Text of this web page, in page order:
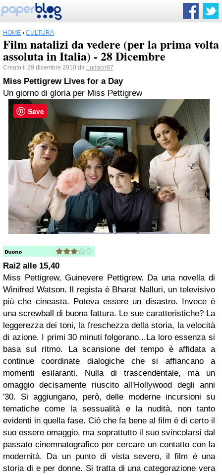
HOME › CULTURA
Film natalizi da vedere (per la prima volta
assoluta in Italia) - 28 Dicembre
Creato il 29 dicembre 2010 da Ludacri87
Miss Pettigrew Lives for a Day
Un giorno di gloria per Miss Pettigrew
Rai2 alle 15,40
Miss Pettigrew, Guinevere Pettigrew. Da una novella di
Winifred Watson. Il regista è Bharat Nalluri, un televisivo
più che cineasta. Poteva essere un disastro. Invece è
una screwball di buona fattura. Le sue caratteristiche? La
leggerezza dei toni, la freschezza della storia, la velocità
di azione. I primi 30 minuti folgorano...La loro essenza si
basa sul ritmo. La scansione del tempo è affidata a
continue coordinate dialogiche che si affiancano a
momenti esilaranti. Nulla di trascendentale, ma un
omaggio decisamente riuscito all'Hollywood degli anni
'30. Si aggiungano, però, delle moderne incursioni su
tematiche come la sessualità e la nudità, non tanto
evidenti in quella fase. Ciò che fa bene al film è di certo il
suo essere omaggio, ma soprattutto il suo svincolarsi dal
passato cinemnatografico per cercare un contatto con la
modernità. Da un punto di vista severo, il film è una
storia di e per donne. Si tratta di una categorazione vera
Save